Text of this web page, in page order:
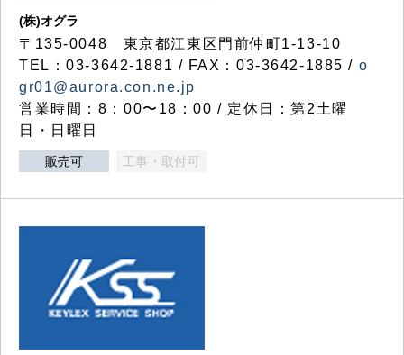
(株)オグラ
〒135-0048 東京都江東区門前仲町1-13-10
TEL：03-3642-1881 / FAX：03-3642-1885 / o
gr01@aurora.con.ne.jp
営業時間：8：00〜18：00 / 定休日：第2土曜
日・日曜日
販売可 工事・取付可